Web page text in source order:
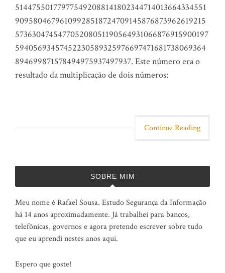
514475501779775492088141802344714013664334551
90958046796109928518724709145876873962619215
573630474547705208051190564931066876915900197
59405693457452230589325976697471681738069364
894699871578494975937497937. Este número era o
resultado da multiplicação de dois números:
Continue Reading
SOBRE MIM
Meu nome é Rafael Sousa. Estudo Segurança da Informação
há 14 anos aproximadamente. Já trabalhei para bancos,
telefônicas, governos e agora pretendo escrever sobre tudo
que eu aprendi nestes anos aqui.
Espero que goste!